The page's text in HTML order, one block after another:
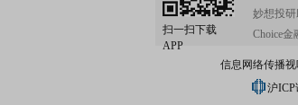
扫一扫下载
APP
妙想投研
Choice金
信息网络传播视
沪ICP